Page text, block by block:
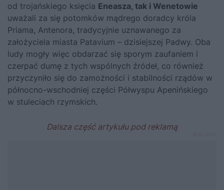
od trojańskiego księcia Eneasza, tak i Wenetowie
uważali za się potomków mądrego doradcy króla
Priama, Antenora, tradycyjnie uznawanego za
założyciela miasta Patavium – dzisiejszej Padwy. Oba
ludy mogły więc obdarzać się sporym zaufaniem i
czerpać dumę z tych wspólnych źródeł, co również
przyczyniło się do zamożności i stabilności rządów w
północno-wschodniej części Półwyspu Apenińskiego
w stuleciach rzymskich.